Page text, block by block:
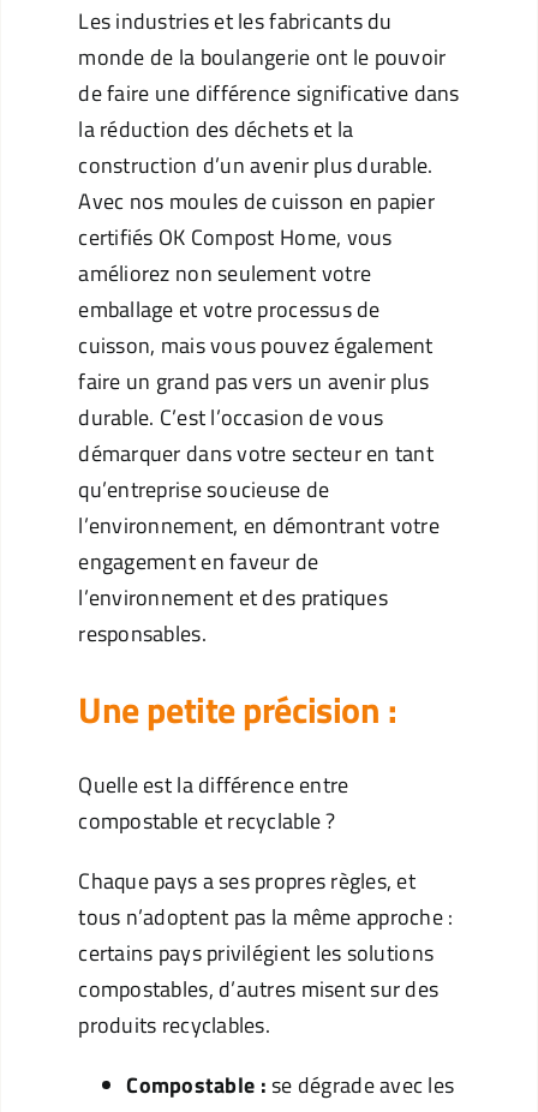
Les industries et les fabricants du
monde de la boulangerie ont le pouvoir
de faire une différence significative dans
la réduction des déchets et la
construction d’un avenir plus durable.
Avec nos moules de cuisson en papier
certifiés OK Compost Home, vous
améliorez non seulement votre
emballage et votre processus de
cuisson, mais vous pouvez également
faire un grand pas vers un avenir plus
durable. C’est l’occasion de vous
démarquer dans votre secteur en tant
qu’entreprise soucieuse de
l’environnement, en démontrant votre
engagement en faveur de
l’environnement et des pratiques
responsables.
Une petite précision :
Quelle est la différence entre
compostable et recyclable ?
Chaque pays a ses propres règles, et
tous n’adoptent pas la même approche :
certains pays privilégient les solutions
compostables, d’autres misent sur des
produits recyclables.
Compostable :se dégrade avec les